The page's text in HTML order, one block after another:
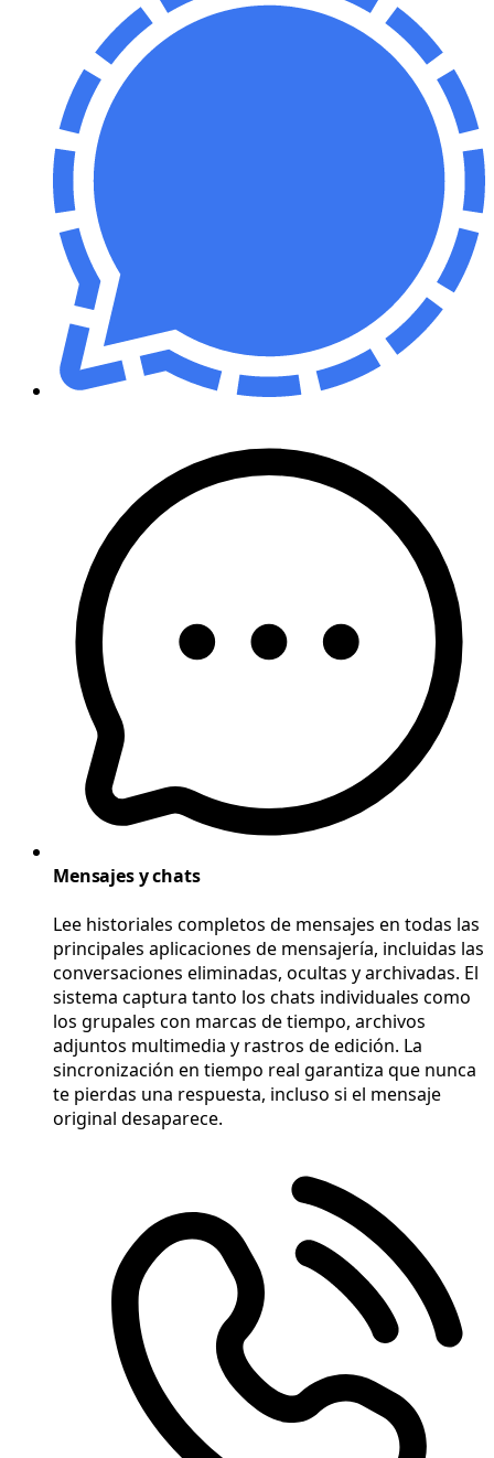
Mensajes y chats
Lee historiales completos de mensajes en todas las
principales aplicaciones de mensajería, incluidas las
conversaciones eliminadas, ocultas y archivadas. El
sistema captura tanto los chats individuales como
los grupales con marcas de tiempo, archivos
adjuntos multimedia y rastros de edición. La
sincronización en tiempo real garantiza que nunca
te pierdas una respuesta, incluso si el mensaje
original desaparece.